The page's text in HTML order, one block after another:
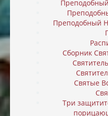
Преподобный
Сборник
Святые
Три